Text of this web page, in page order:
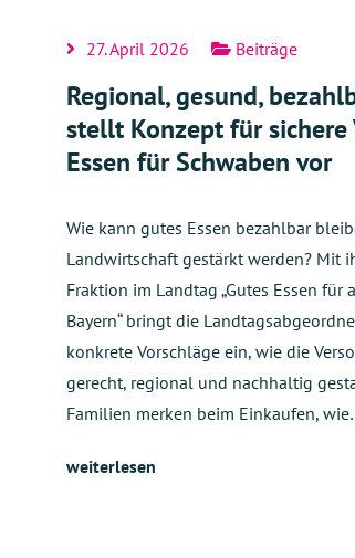
27. April 2026 Beiträge
Regional, gesund,
stellt Konzept für sichere
Essen für Schwaben vor
Wie kann gutes Essen bezahlbar
Landwirtschaft gestärkt werden? Mit
Fraktion im Landtag „Gutes Essen für
Bayern“ bringt die
konkrete Vorschläge ein, wie die
gerecht, regional und nachhaltig
Familien merken beim Einkaufen,
weiterlesen